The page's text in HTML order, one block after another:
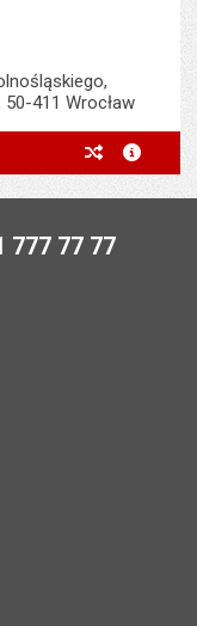
411 Wrocław
Dimitulis
poprzednie
777 77 77